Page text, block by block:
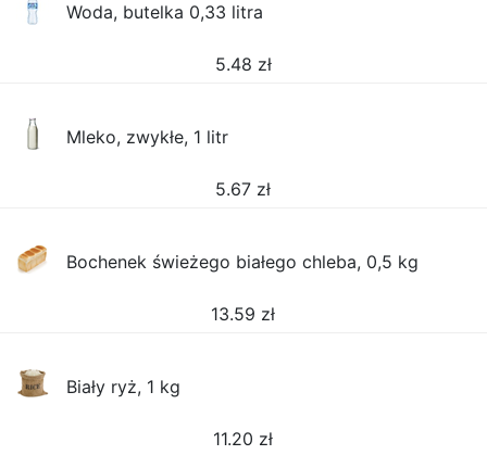
Woda, butelka 0,33 litra
5.48 zł
Mleko, zwykłe, 1 litr
5.67 zł
Bochenek świeżego białego chleba, 0,5 kg
13.59 zł
Biały ryż, 1 kg
11.20 zł